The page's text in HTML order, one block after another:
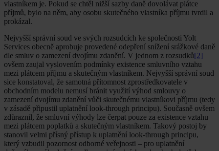
vlastníkem je. Pokud se chtěl nižší sazby daně dovolávat plátce
příjmů, bylo na něm, aby osobu skutečného vlastníka příjmu tvrdil a
prokázal.
Nejvyšší správní soud ve svých rozsudcích ke společnosti Yolt
Services obecně aprobuje provedené odepření snížení srážkové daně
dle smluv o zamezení dvojímu zdanění. V jednom z rozsudků[2]
ovšem zaujal vyslovením podmínky existence smluvního vztahu
mezi plátcem příjmu a skutečným vlastníkem. Nejvyšší správní soud
sice konstatoval, že samotná přítomnost zprostředkovatele v
obchodním modelu nemusí bránit využití výhod smlouvy o
zamezení dvojímu zdanění vůči skutečnému vlastníkovi příjmu (tedy
v zásadě připustil uplatnění look-through principu). Současně ovšem
zdůraznil, že smluvní výhody lze čerpat pouze za existence vztahu
mezi plátcem poplatků a skutečným vlastníkem. Takový postoj by
stanovil velmi přísný přístup k uplatnění look-through principu,
který vzbudil pozornost odborné veřejnosti – pro uplatnění